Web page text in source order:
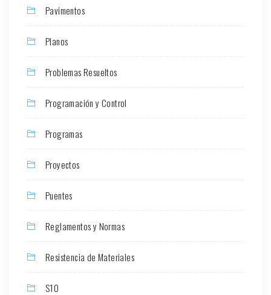
Pavimentos
Planos
Problemas Resueltos
Programación y Control
Programas
Proyectos
Puentes
Reglamentos y Normas
Resistencia de Materiales
S10